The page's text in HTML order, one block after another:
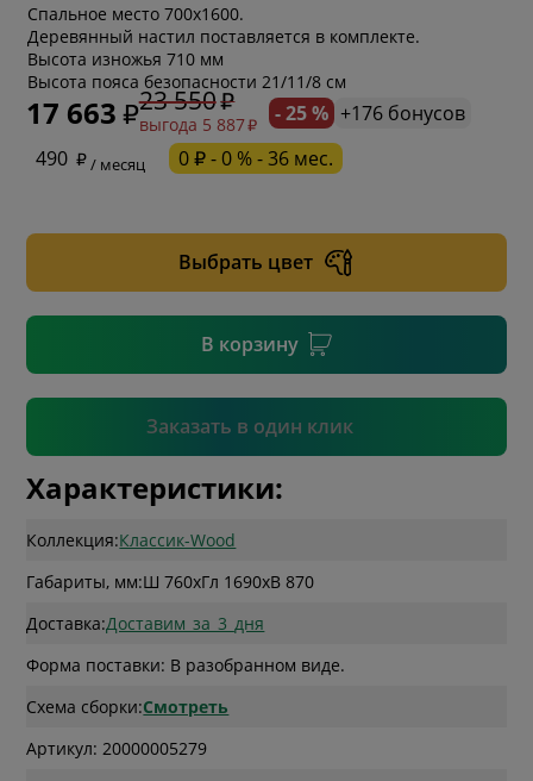
Спальное место 700х1600.
Деревянный настил поставляется в комплекте.
Высота изножья 710 мм
Высота пояса безопасности 21/11/8 см
17 663 23 550
выгода 5 887 - 25 % +176 бонусов
490
/ месяц 0 ₽ - 0 % - 36 мес.
Выбрать цвет
В корзину
Заказать в один клик
* обязательное поле
* необязательное поле
Подтвердить
Характеристики:
Коллекция:Классик-Wood
Габариты, мм:Ш 760xГл 1690xВ 870
Доставка:Доставим_за_3_дня
Форма поставки: В разобранном виде.
Схема сборки:Смотреть
Артикул: 20000005279